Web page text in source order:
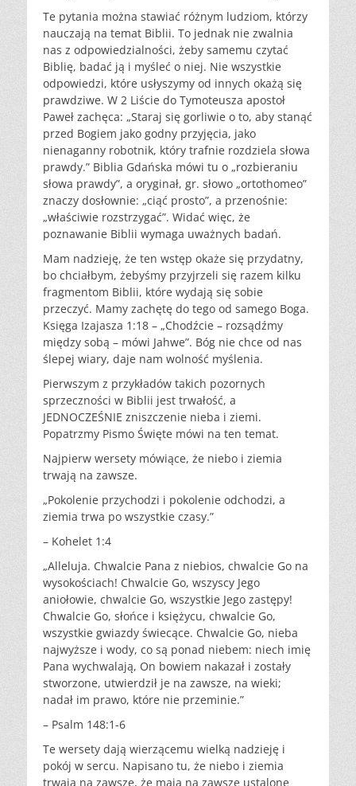
Te pytania można stawiać różnym ludziom, którzy
nauczają na temat Biblii. To jednak nie zwalnia
nas z odpowiedzialności, żeby samemu czytać
Biblię, badać ją i myśleć o niej. Nie wszystkie
odpowiedzi, które usłyszymy od innych okażą się
prawdziwe. W 2 Liście do Tymoteusza apostoł
Paweł zachęca: „Staraj się gorliwie o to, aby stanąć
przed Bogiem jako godny przyjęcia, jako
nienaganny robotnik, który trafnie rozdziela słowa
prawdy.” Biblia Gdańska mówi tu o „rozbieraniu
słowa prawdy”, a oryginał, gr. słowo „ortothomeo”
znaczy dosłownie: „ciąć prosto”, a przenośnie:
„właściwie rozstrzygać”. Widać więc, że
poznawanie Biblii wymaga uważnych badań.
Mam nadzieję, że ten wstęp okaże się przydatny,
bo chciałbym, żebyśmy przyjrzeli się razem kilku
fragmentom Biblii, które wydają się sobie
przeczyć. Mamy zachętę do tego od samego Boga.
Księga Izajasza 1:18 – „Chodźcie – rozsądźmy
między sobą – mówi Jahwe”. Bóg nie chce od nas
ślepej wiary, daje nam wolność myślenia.
Pierwszym z przykładów takich pozornych
sprzeczności w Biblii jest trwałość, a
JEDNOCZEŚNIE zniszczenie nieba i ziemi.
Popatrzmy Pismo Święte mówi na ten temat.
Najpierw wersety mówiące, że niebo i ziemia
trwają na zawsze.
„Pokolenie przychodzi i pokolenie odchodzi, a
ziemia trwa po wszystkie czasy.”
– Kohelet 1:4
„Alleluja. Chwalcie Pana z niebios, chwalcie Go na
wysokościach! Chwalcie Go, wszyscy Jego
aniołowie, chwalcie Go, wszystkie Jego zastępy!
Chwalcie Go, słońce i księżycu, chwalcie Go,
wszystkie gwiazdy świecące. Chwalcie Go, nieba
najwyższe i wody, co są ponad niebem: niech imię
Pana wychwalają, On bowiem nakazał i zostały
stworzone, utwierdził je na zawsze, na wieki;
nadał im prawo, które nie przeminie.”
– Psalm 148:1-6
Te wersety dają wierzącemu wielką nadzieję i
pokój w sercu. Napisano tu, że niebo i ziemia
trwają na zawsze, że mają na zawsze ustalone